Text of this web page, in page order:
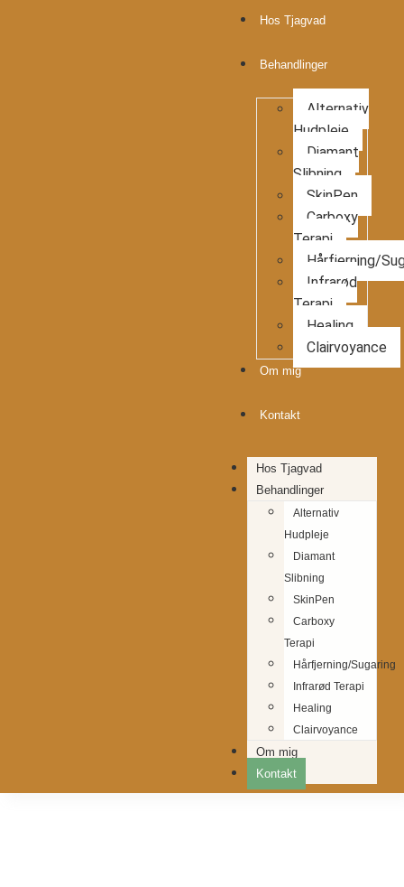
Hos Tjagvad
Behandlinger
Alternativ
Hudpleje
Diamant
Slibning
SkinPen
Carboxy
Terapi
Hårfjerning/
Infrarød
Terapi
Healing
Clairvoyance
Om mig
Kontakt
Hos Tjagvad
Behandlinger
Alternativ
Hudpleje
Diamant
Slibning
SkinPen
Carboxy
Terapi
Hårfjerning/Sugaring
Infrarød Terapi
Healing
Clairvoyance
Om mig
Kontakt